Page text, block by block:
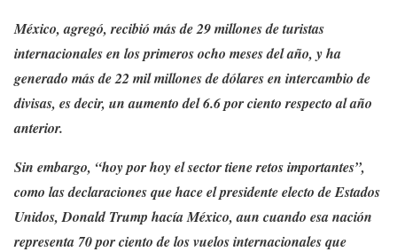
México, agregó, recibió más de 29 millones de turistas
internacionales en los primeros ocho meses del año, y ha
generado más de 22 mil millones de dólares en intercambio de
divisas, es decir, un aumento del 6.6 por ciento respecto al año
anterior.
Sin embargo, “hoy por hoy el sector tiene retos importantes”,
como las declaraciones que hace el presidente electo de Estados
Unidos, Donald Trump hacía México, aun cuando esa nación
representa 70 por ciento de los vuelos internacionales que